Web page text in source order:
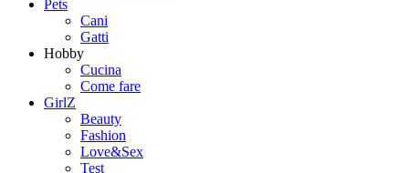
Pets
Cani
Gatti
Hobby
Cucina
Come fare
GirlZ
Beauty
Fashion
Love&Sex
Test